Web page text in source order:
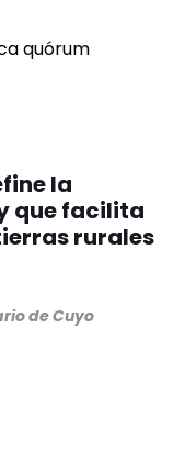
la
que facilita
rurales
de Cuyo